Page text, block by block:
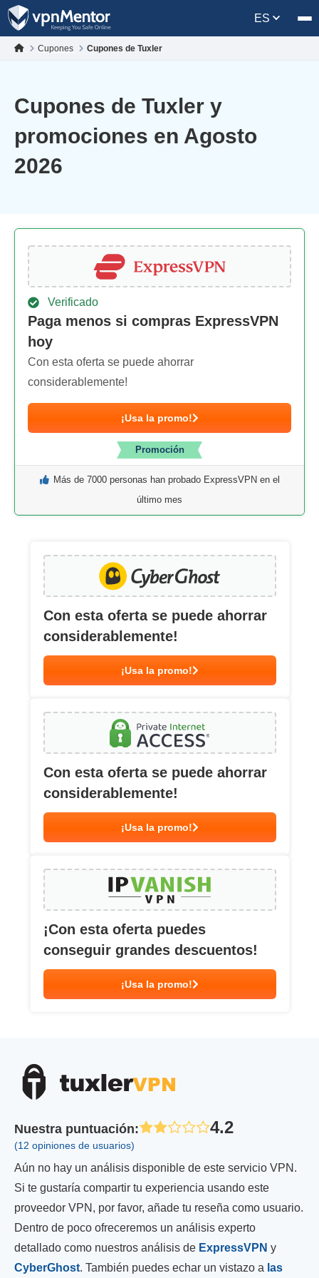
ES
Cupones Cupones de Tuxler
Cupones de Tuxler y
promociones en Agosto
2026
Verificado
Paga menos si compras ExpressVPN
hoy
Con esta oferta se puede ahorrar
considerablemente!
¡Usa la promo!
Promoción
Más de 7000 personas han probado ExpressVPN en el
último mes
Con esta oferta se puede ahorrar
considerablemente!
¡Usa la promo!
Con esta oferta se puede ahorrar
considerablemente!
¡Usa la promo!
¡Con esta oferta puedes
conseguir grandes descuentos!
¡Usa la promo!
Nuestra puntuación: 4.2
(12 opiniones de usuarios)
Aún no hay un análisis disponible de este servicio VPN.
Si te gustaría compartir tu experiencia usando este
proveedor VPN, por favor, añade tu reseña como usuario.
Dentro de poco ofreceremos un análisis experto
detallado como nuestros análisis de ExpressVPN y
CyberGhost. También puedes echar un vistazo a las